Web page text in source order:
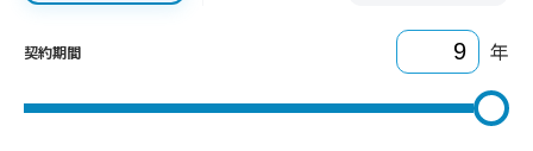
契約期間 年